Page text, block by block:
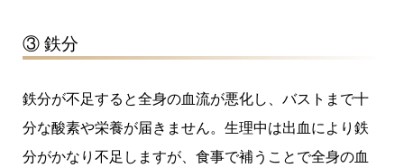
③ 鉄分
鉄分が不足すると全身の血流が悪化し、バストまで十
分な酸素や栄養が届きません。生理中は出血により鉄
分がかなり不足しますが、食事で補うことで全身の血